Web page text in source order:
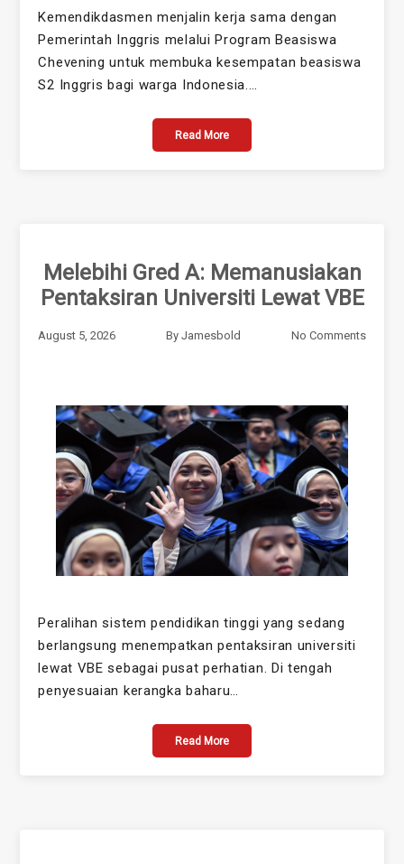
Kemendikdasmen menjalin kerja sama dengan
Pemerintah Inggris melalui Program Beasiswa
Chevening untuk membuka kesempatan beasiswa
S2 Inggris bagi warga Indonesia.…
Read More
Melebihi Gred A: Memanusiakan
Pentaksiran Universiti Lewat VBE
August 5, 2026 By Jamesbold No Comments
Peralihan sistem pendidikan tinggi yang sedang
berlangsung menempatkan pentaksiran universiti
lewat VBE sebagai pusat perhatian. Di tengah
penyesuaian kerangka baharu…
Read More